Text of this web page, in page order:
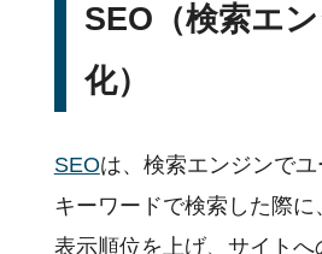
SEO（検索エ
化）
SEOは、検索エンジンで
キーワードで検索した際
表示順位を上げ、サイトへ